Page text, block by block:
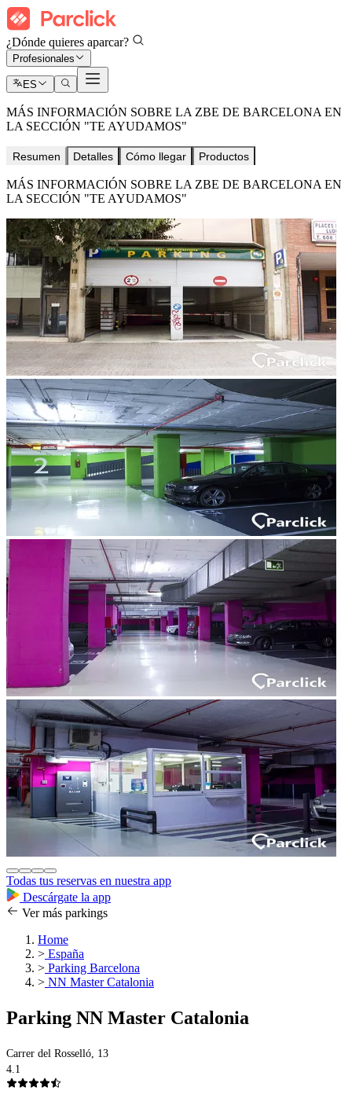
¿Dónde quieres aparcar?
Profesionales
ES
MÁS INFORMACIÓN SOBRE LA ZBE DE BARCELONA EN
LA SECCIÓN "TE AYUDAMOS"
Resumen Detalles Cómo llegar Productos
MÁS INFORMACIÓN SOBRE LA ZBE DE BARCELONA EN
LA SECCIÓN "TE AYUDAMOS"
Todas tus reservas en nuestra app
Descárgate la app
Ver más parkings
Home
> España
> Parking Barcelona
> NN Master Catalonia
Parking NN Master Catalonia
Carrer del Rosselló, 13
4.1